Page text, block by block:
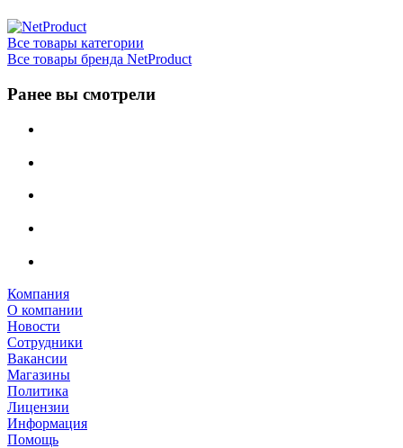
Все товары категории
Все товары бренда NetProduct
Ранее вы смотрели
Компания
О компании
Новости
Сотрудники
Вакансии
Магазины
Политика
Лицензии
Информация
Помощь